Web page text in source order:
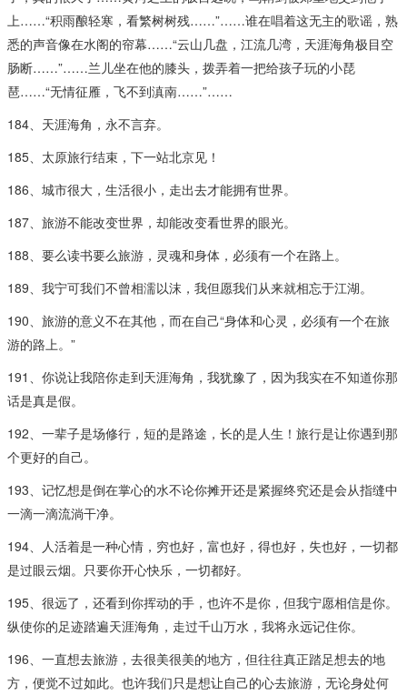
上……“积雨酿轻寒，看繁树树残……”……谁在唱着这无主的歌谣，熟
悉的声音像在水阁的帘幕……“云山几盘，江流几湾，天涯海角极目空
肠断……”……兰儿坐在他的膝头，拨弄着一把给孩子玩的小琵
琶……“无情征雁，飞不到滇南……”……
184、天涯海角，永不言弃。
185、太原旅行结束，下一站北京见！
186、城市很大，生活很小，走出去才能拥有世界。
187、旅游不能改变世界，却能改变看世界的眼光。
188、要么读书要么旅游，灵魂和身体，必须有一个在路上。
189、我宁可我们不曾相濡以沫，我但愿我们从来就相忘于江湖。
190、旅游的意义不在其他，而在自己“身体和心灵，必须有一个在旅
游的路上。”
191、你说让我陪你走到天涯海角，我犹豫了，因为我实在不知道你那
话是真是假。
192、一辈子是场修行，短的是路途，长的是人生！旅行是让你遇到那
个更好的自己。
193、记忆想是倒在掌心的水不论你摊开还是紧握终究还是会从指缝中
一滴一滴流淌干净。
194、人活着是一种心情，穷也好，富也好，得也好，失也好，一切都
是过眼云烟。只要你开心快乐，一切都好。
195、很远了，还看到你挥动的手，也许不是你，但我宁愿相信是你。
纵使你的足迹踏遍天涯海角，走过千山万水，我将永远记住你。
196、一直想去旅游，去很美很美的地方，但往往真正踏足想去的地
方，便觉不过如此。也许我们只是想让自己的心去旅游，无论身处何